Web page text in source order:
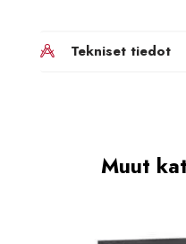
Tekniset tiedot
Muut